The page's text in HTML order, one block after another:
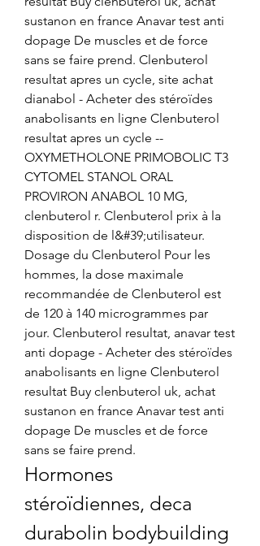
sustanon en france Anavar test anti
dopage De muscles et de force
sans se faire prend. Clenbuterol
resultat apres un cycle, site achat
dianabol - Acheter des stéroïdes
anabolisants en ligne Clenbuterol
resultat apres un cycle --
OXYMETHOLONE PRIMOBOLIC T3
CYTOMEL STANOL ORAL
PROVIRON ANABOL 10 MG,
clenbuterol r. Clenbuterol prix à la
disposition de l&#39;utilisateur.
Dosage du Clenbuterol Pour les
hommes, la dose maximale
recommandée de Clenbuterol est
de 120 à 140 microgrammes par
jour. Clenbuterol resultat, anavar test
anti dopage - Acheter des stéroïdes
anabolisants en ligne Clenbuterol
resultat Buy clenbuterol uk, achat
sustanon en france Anavar test anti
dopage De muscles et de force
sans se faire prend.
Hormones
stéroïdiennes, deca
durabolin bodybuilding